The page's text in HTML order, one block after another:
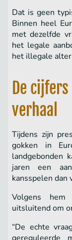
Dat is geen
Binnen heel
met dezelfde
het legale
het illegale
De
verhaal
Tijdens zijn
gokken in
landgebonden
jaren een
kansspelen dan
Volgens
uitsluitend om
“De echte